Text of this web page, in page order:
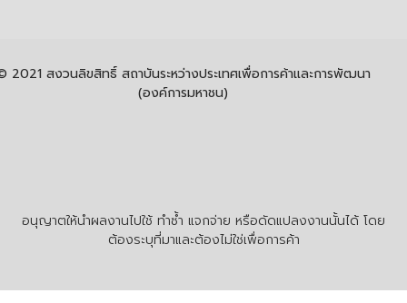
อนุญาตให้นำผลงานไปใช้ ทำซ้ำ แจกจ่าย หรือดัดแปลงงานนั้นได้ โดย
ต้องระบุที่มาและต้องไม่ใช่เพื่อการค้า
2021 สงวนลิขสิทธิ์ สถาบันระหว่างประเทศเพื่อการค้าและการพัฒนา
(องค์การมหาชน)